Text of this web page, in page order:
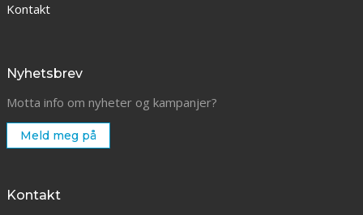
Kontakt
Nyhetsbrev
Motta info om nyheter og kampanjer?
Meld meg på
Kontakt